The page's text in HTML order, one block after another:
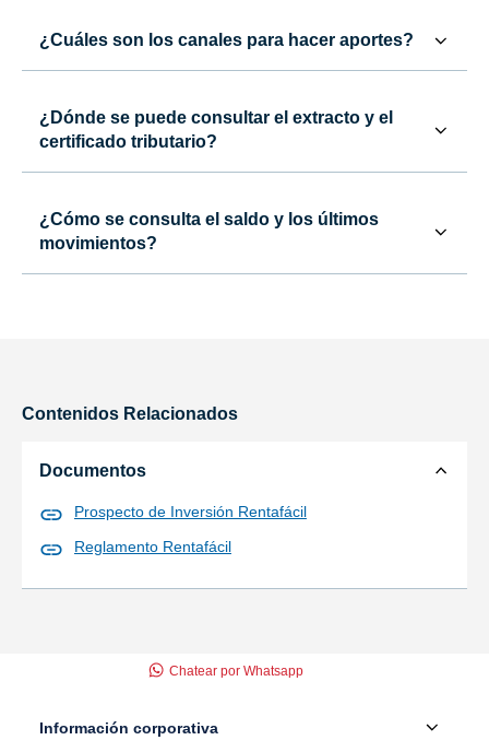
¿Cuáles son los canales para hacer aportes?
¿Dónde se puede consultar el extracto y el
certificado tributario?
¿Cómo se consulta el saldo y los últimos
movimientos?
Contenidos Relacionados
Documentos
Prospecto de Inversión Rentafácil
Reglamento Rentafácil
Información corporativa
Chatear por Whatsapp